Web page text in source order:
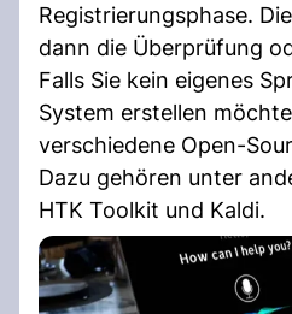
Registrierungsphase.
dann die Überprüfung
Falls Sie kein eigenes
System erstellen
verschiedene Open-
Dazu gehören unter
HTK Toolkit und Kaldi.